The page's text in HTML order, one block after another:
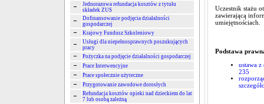
Jednorazowa refundacja kosztów z tytułu
składek ZUS
Dofinansowanie podjęcia działalności
gospodarczej
Krajowy Fundusz Szkoleniowy
Usługi dla niepełnosprawnych poszukujących
pracy
Pożyczka na podjęcie działalności gospodarczej
Prace Interwencyjne
Prace społecznie użyteczne
Przygotowanie zawodowe dorosłych
Refundacja kosztów opieki nad dzieckiem do lat
7 lub osobą zależną
Uczestnik stażu
zawierającą
umiejętnościach.
Podstawa
ustawa
235